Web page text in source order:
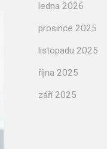
ledna 2026
prosince 2025
listopadu 2025
října 2025
září 2025